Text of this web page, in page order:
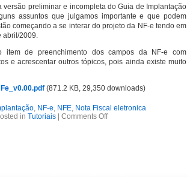
versão preliminar e incompleta do Guia de Implantação
assuntos que julgamos importante e que podem
começando a se interar do projeto da NF-e tendo em
abril/2009.
item de preenchimento dos campos da NF-e com
e acrescentar outros tópicos, pois ainda existe muito
(871.2 KB, 29,350 downloads)
, NF-e, NFE, Nota Fiscal eletronica
in Tutoriais| Comments Off